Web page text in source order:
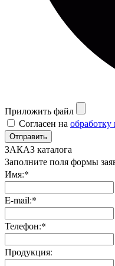
Приложить файл
Согласен на
Отправить
ЗАКАЗ каталога
Заполните поля формы
Имя:*
E-mail:*
Телефон:*
Продукция: